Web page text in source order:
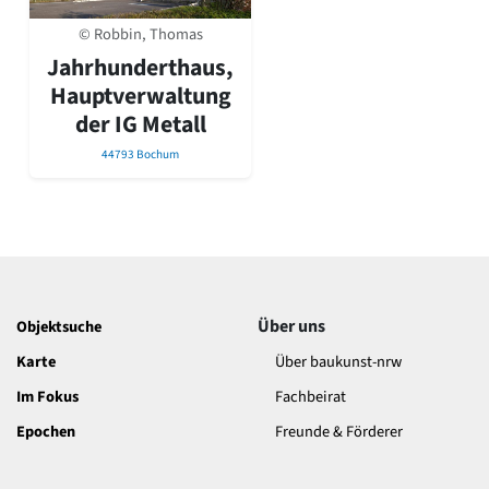
David Chipperfield
Harald Deilmann
Gottfried Böhm
Schneider von Esleben
Peter Behrens
Auszeichnung vorbildlicher Bauten NRW 2020
Big Beautiful Buildings (Großbauten der Nachkriegszeit)
Reformarchitektur
Jugendstil
Historismus
Klassizismus
Barock
© Robbin, Thomas
Jahrhunderthaus,
Hauptverwaltung
der IG Metall
44793 Bochum
Objektsuche
Karte
Im Fokus
Epochen
Über uns
Über baukunst-nrw
Fachbeirat
Freunde & Förderer